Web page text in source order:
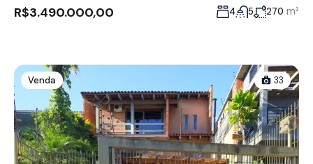
R$3.490.000,00 4 5 270 m²
Venda 33